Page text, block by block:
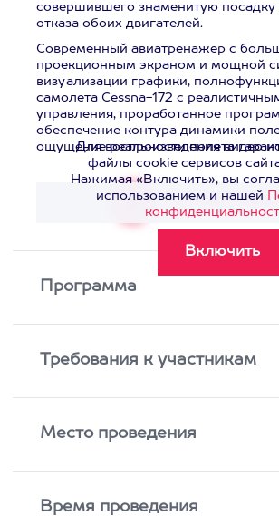
совершившего знаменитую посадку
отказа обоих двигателей.
Современный авиатренажер с
проекционным экраном и мощной
визуализации графики,
самолета Cessna-172 с
управления, проработанное
обеспечение контура динамики
ощущение реальности полета
Смотреть
Для воспроизведения видео
файлы cookie сервисов
Нажимая «Включить», вы
использованием и нашей
Программа
Требования к участникам
Место проведения
Время проведения